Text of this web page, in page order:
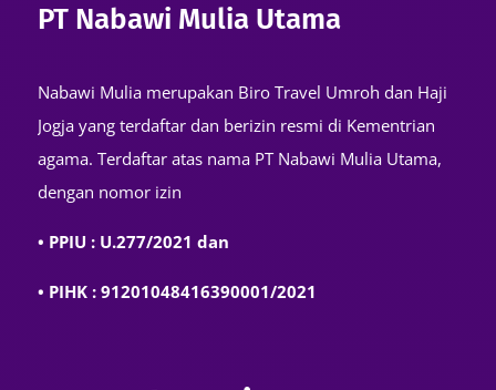
PT Nabawi Mulia Utama
Nabawi Mulia merupakan Biro Travel Umroh dan Haji
Jogja yang terdaftar dan berizin resmi di Kementrian
agama. Terdaftar atas nama PT Nabawi Mulia Utama,
dengan nomor izin
• PPIU : U.277/2021 dan
• PIHK : 91201048416390001/2021